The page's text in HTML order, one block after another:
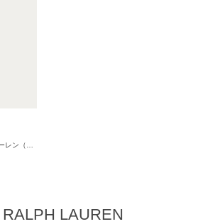
LAUREN